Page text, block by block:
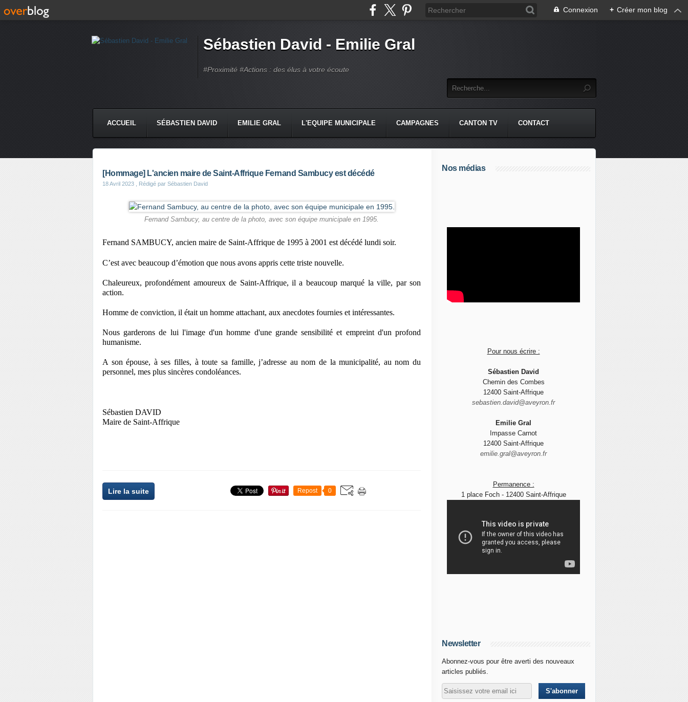
Connexion + Créer mon blog
Sébastien David - Emilie Gral
#Proximité #Actions : des élus à votre écoute
ACCUEIL SÉBASTIEN DAVID EMILIE GRAL L'EQUIPE MUNICIPALE CAMPAGNES CANTON TV CONTACT
[Hommage] L'ancien maire de Saint-Affrique Fernand Sambucy est décédé
18 Avril 2023 , Rédigé par Sébastien David
Fernand Sambucy, au centre de la photo, avec son équipe municipale en 1995.
Fernand SAMBUCY, ancien maire de Saint-Affrique de 1995 à 2001 est décédé lundi soir.
C’est avec beaucoup d’émotion que nous avons appris cette triste nouvelle.
Chaleureux, profondément amoureux de Saint-Affrique, il a beaucoup marqué la ville, par son
action.
Homme de conviction, il était un homme attachant, aux anecdotes fournies et intéressantes.
Nous garderons de lui l'image d'un homme d'une grande sensibilité et empreint d'un profond
humanisme.
A son épouse, à ses filles, à toute sa famille, j’adresse au nom de la municipalité, au nom du
personnel, mes plus sincères condoléances.
Sébastien DAVID
Maire de Saint-Affrique
Lire la suite Repost 0
Nos médias
Pour nous écrire :
Sébastien David
Chemin des Combes
12400 Saint-Affrique
sebastien.david@aveyron.fr
Emilie Gral
Impasse Carnot
12400 Saint-Affrique
emilie.gral@aveyron.fr
Permanence :
1 place Foch - 12400 Saint-Affrique
Newsletter
Abonnez-vous pour être averti des nouveaux
articles publiés.